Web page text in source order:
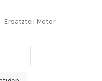
Ersatzteil Motor